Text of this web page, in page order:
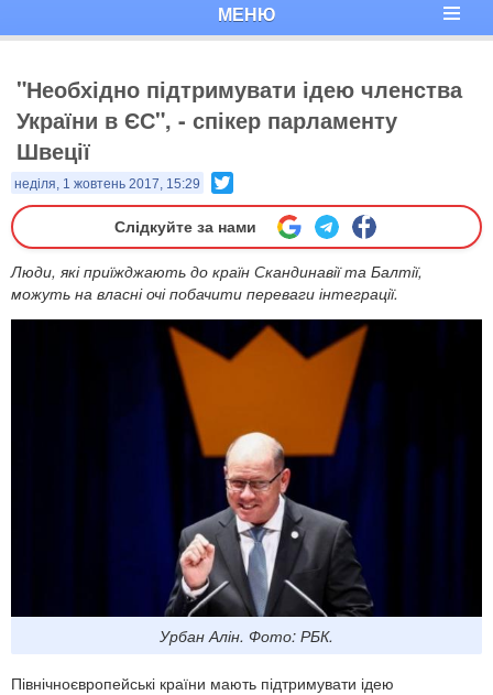
МЕНЮ
"Необхідно підтримувати ідею членства
України в ЄС", - спікер парламенту
Швеції
неділя, 1 жовтень 2017, 15:29
Слідкуйте за нами
Люди, які приїжджають до країн Скандинавії та Балтії,
можуть на власні очі побачити переваги інтеграції.
Урбан Алін. Фото: РБК.
Північноєвропейські країни мають підтримувати ідею